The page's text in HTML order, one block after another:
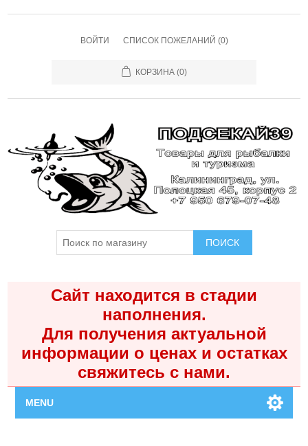
ВОЙТИ СПИСОК ПОЖЕЛАНИЙ (0)
КОРЗИНА (0)
ПОИСК
Сайт находится в стадии
наполнения.
Для получения актуальной
информации о ценах и остатках
свяжитесь с нами.
MENU